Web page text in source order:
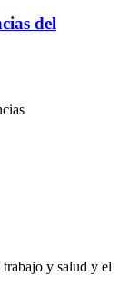
del
trabajo y salud y el